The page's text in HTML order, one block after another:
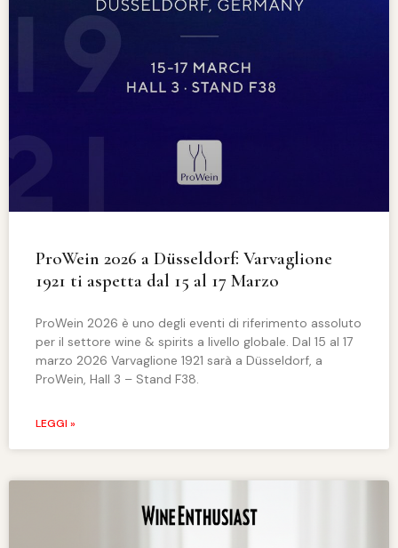
ProWein 2026 a Düsseldorf: Varvaglione
1921 ti aspetta dal 15 al 17 Marzo
ProWein 2026 è uno degli eventi di riferimento assoluto
per il settore wine & spirits a livello globale. Dal 15 al 17
marzo 2026 Varvaglione 1921 sarà a Düsseldorf, a
ProWein, Hall 3 – Stand F38.
LEGGI »